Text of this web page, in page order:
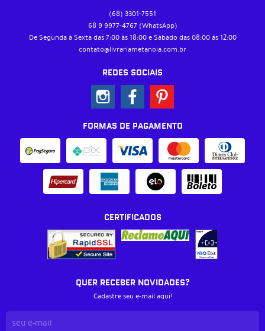
(68) 3301-7551
68 9 9977-4767 (WhatsApp)
De Segunda à Sexta das 7:00 às 18:00 e Sábado das 08:00 às 12:00
contato@livrariametanoia.com.br
REDES SOCIAIS
FORMAS DE PAGAMENTO
CERTIFICADOS
QUER RECEBER NOVIDADES?
Cadastre seu e-mail aqui!